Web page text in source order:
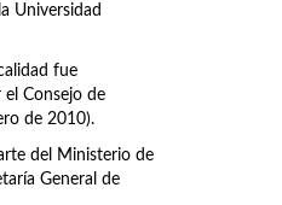
Universidad
fue
Consejo de
de 2010).
del Ministerio de
General de